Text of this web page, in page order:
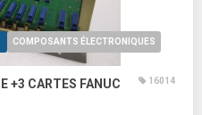
COMPOSANTS ÉLECTRONIQUES
+3 CARTES FANUC 16014